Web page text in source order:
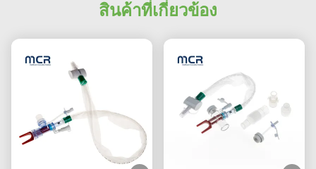
สินค้าที่เกี่ยวข้อง